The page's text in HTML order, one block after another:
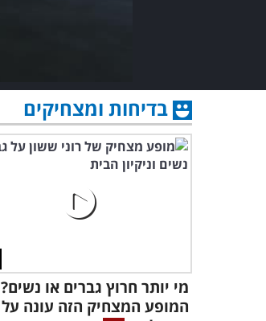
בדיחות ומצחיקים
מי יותר חרוץ גברים או נשים?
המופע המצחיק הזה עונה על